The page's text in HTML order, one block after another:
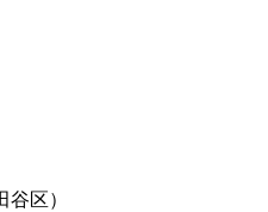
区）